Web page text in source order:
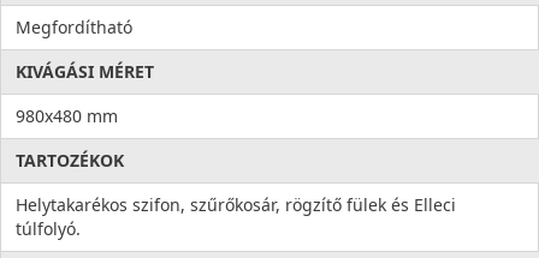
Megfordítható
KIVÁGÁSI MÉRET
980x480 mm
TARTOZÉKOK
Helytakarékos szifon, szűrőkosár, rögzítő fülek és Elleci
túlfolyó.